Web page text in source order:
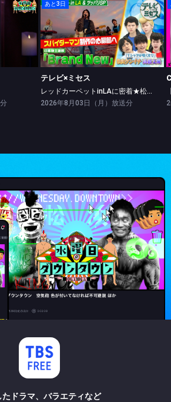
あと3日
テレビ×ミセス
レッドカーペットinLAに密着★松山ケンイチ・高橋文哉ツッパリ勝負！
テレビ×ミセス
レッドカーペットinLAに密着★松山ケンイチ・高橋文哉ツッパリ勝負！
2026年8月03日（月）放送分
たドラマ、バラエティなど